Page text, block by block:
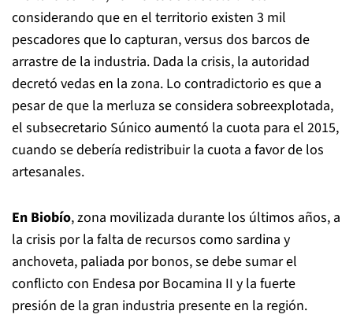
considerando que en el territorio existen 3 mil
pescadores que lo capturan, versus dos barcos de
arrastre de la industria. Dada la crisis, la autoridad
decretó vedas en la zona. Lo contradictorio es que a
pesar de que la merluza se considera sobreexplotada,
el subsecretario Súnico aumentó la cuota para el 2015,
cuando se debería redistribuir la cuota a favor de los
artesanales.
En Biobío, zona movilizada durante los últimos años, a
la crisis por la falta de recursos como sardina y
anchoveta, paliada por bonos, se debe sumar el
conflicto con Endesa por Bocamina II y la fuerte
presión de la gran industria presente en la región.